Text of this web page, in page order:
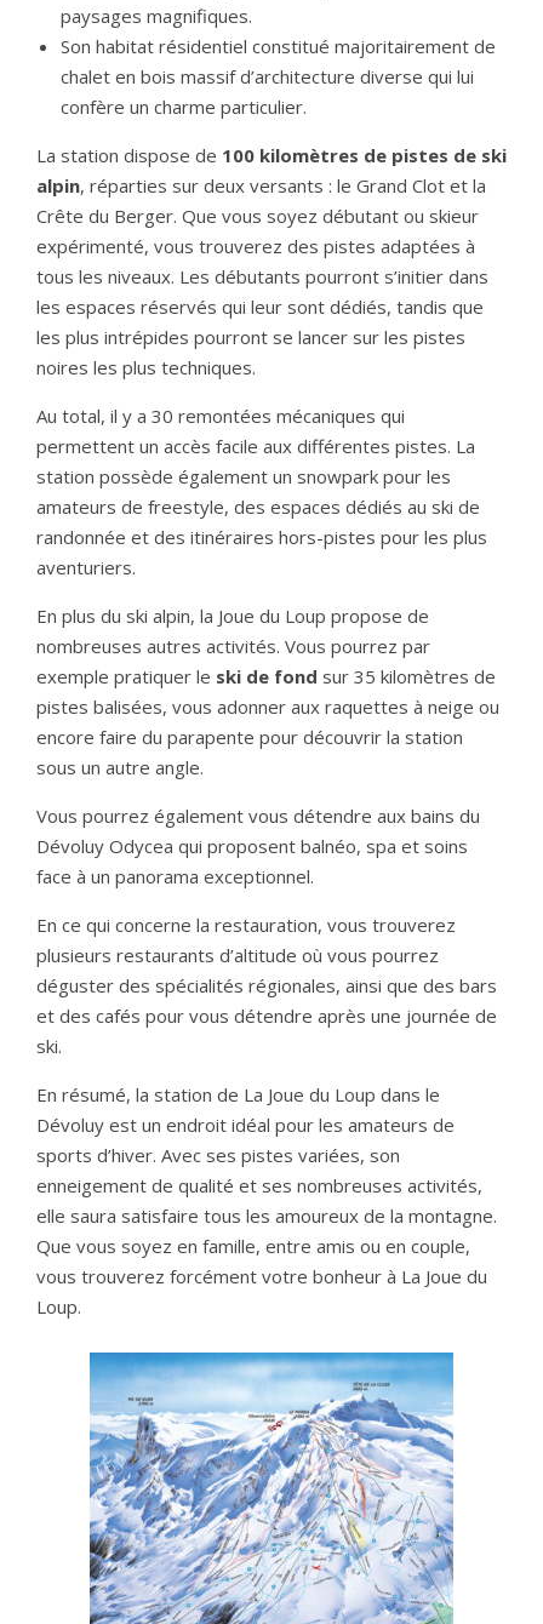
paysages magnifiques.
Son habitat résidentiel constitué majoritairement de
chalet en bois massif d’architecture diverse qui lui
confère un charme particulier.
La station dispose de 100 kilomètres de pistes de ski
alpin, réparties sur deux versants : le Grand Clot et la
Crête du Berger. Que vous soyez débutant ou skieur
expérimenté, vous trouverez des pistes adaptées à
tous les niveaux. Les débutants pourront s’initier dans
les espaces réservés qui leur sont dédiés, tandis que
les plus intrépides pourront se lancer sur les pistes
noires les plus techniques.
Au total, il y a 30 remontées mécaniques qui
permettent un accès facile aux différentes pistes. La
station possède également un snowpark pour les
amateurs de freestyle, des espaces dédiés au ski de
randonnée et des itinéraires hors-pistes pour les plus
aventuriers.
En plus du ski alpin, la Joue du Loup propose de
nombreuses autres activités. Vous pourrez par
exemple pratiquer le ski de fond sur 35 kilomètres de
pistes balisées, vous adonner aux raquettes à neige ou
encore faire du parapente pour découvrir la station
sous un autre angle.
Vous pourrez également vous détendre aux bains du
Dévoluy Odycea qui proposent balnéo, spa et soins
face à un panorama exceptionnel.
En ce qui concerne la restauration, vous trouverez
plusieurs restaurants d’altitude où vous pourrez
déguster des spécialités régionales, ainsi que des bars
et des cafés pour vous détendre après une journée de
ski.
En résumé, la station de La Joue du Loup dans le
Dévoluy est un endroit idéal pour les amateurs de
sports d’hiver. Avec ses pistes variées, son
enneigement de qualité et ses nombreuses activités,
elle saura satisfaire tous les amoureux de la montagne.
Que vous soyez en famille, entre amis ou en couple,
vous trouverez forcément votre bonheur à La Joue du
Loup.